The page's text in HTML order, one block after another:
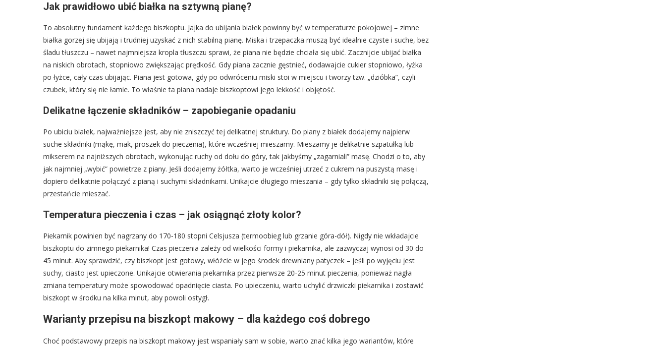
Jak prawidłowo ubić białka na sztywną pianę?
To absolutny fundament każdego biszkoptu. Jajka do ubijania białek powinny być w temperaturze pokojowej – zimne
białka gorzej się ubijają i trudniej uzyskać z nich stabilną pianę. Miska i trzepaczka muszą być idealnie czyste i suche, bez
śladu tłuszczu – nawet najmniejsza kropla tłuszczu sprawi, że piana nie będzie chciała się ubić. Zacznijcie ubijać białka
na niskich obrotach, stopniowo zwiększając prędkość. Gdy piana zacznie gęstnieć, dodawajcie cukier stopniowo, łyżka
po łyżce, cały czas ubijając. Piana jest gotowa, gdy po odwróceniu miski stoi w miejscu i tworzy tzw. „dzióbka”, czyli
czubek, który się nie łamie. To właśnie ta piana nadaje biszkoptowi jego lekkość i objętość.
Delikatne łączenie składników – zapobieganie opadaniu
Po ubiciu białek, najważniejsze jest, aby nie zniszczyć tej delikatnej struktury. Do piany z białek dodajemy najpierw
suche składniki (mąkę, mak, proszek do pieczenia), które wcześniej mieszamy. Mieszamy je delikatnie szpatułką lub
mikserem na najniższych obrotach, wykonując ruchy od dołu do góry, tak jakbyśmy „zagarniali” masę. Chodzi o to, aby
jak najmniej „wybić” powietrze z piany. Jeśli dodajemy żółtka, warto je wcześniej utrzeć z cukrem na puszystą masę i
dopiero delikatnie połączyć z pianą i suchymi składnikami. Unikajcie długiego mieszania – gdy tylko składniki się połączą,
przestańcie mieszać.
Temperatura pieczenia i czas – jak osiągnąć złoty kolor?
Piekarnik powinien być nagrzany do 170-180 stopni Celsjusza (termoobieg lub grzanie góra-dół). Nigdy nie wkładajcie
biszkoptu do zimnego piekarnika! Czas pieczenia zależy od wielkości formy i piekarnika, ale zazwyczaj wynosi od 30 do
45 minut. Aby sprawdzić, czy biszkopt jest gotowy, włóżcie w jego środek drewniany patyczek – jeśli po wyjęciu jest
suchy, ciasto jest upieczone. Unikajcie otwierania piekarnika przez pierwsze 20-25 minut pieczenia, ponieważ nagła
zmiana temperatury może spowodować opadnięcie ciasta. Po upieczeniu, warto uchylić drzwiczki piekarnika i zostawić
biszkopt w środku na kilka minut, aby powoli ostygł.
Warianty przepisu na biszkopt makowy – dla każdego coś dobrego
Choć podstawowy przepis na biszkopt makowy jest wspaniały sam w sobie, warto znać kilka jego wariantów, które